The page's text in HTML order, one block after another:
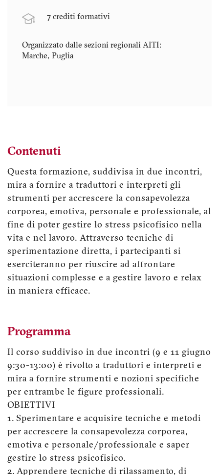
7 crediti formativi
Organizzato dalle sezioni regionali AITI:
Marche
Puglia
Contenuti
Questa formazione, suddivisa in due incontri,
mira a fornire a traduttori e interpreti gli
strumenti per accrescere la consapevolezza
corporea, emotiva, personale e professionale, al
fine di poter gestire lo stress psicofisico nella
vita e nel lavoro. Attraverso tecniche di
sperimentazione diretta, i partecipanti si
eserciteranno per riuscire ad affrontare
situazioni complesse e a gestire lavoro e relax
in maniera efficace.
Programma
Il corso suddiviso in due incontri (9 e 11 giugno
9:30-13:00) è rivolto a traduttori e interpreti e
mira a fornire strumenti e nozioni specifiche
per entrambe le figure professionali.
OBIETTIVI
1. Sperimentare e acquisire tecniche e metodi
per accrescere la consapevolezza corporea,
emotiva e personale/professionale e saper
gestire lo stress psicofisico.
2. Apprendere tecniche di rilassamento, di